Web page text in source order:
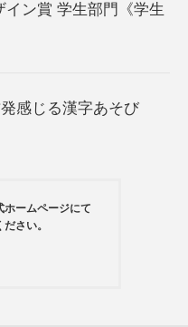
イン賞 学生部門《学生
感じる漢字あそび
ホームページにて
さい。